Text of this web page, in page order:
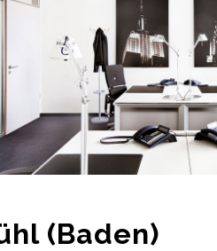
(Baden)